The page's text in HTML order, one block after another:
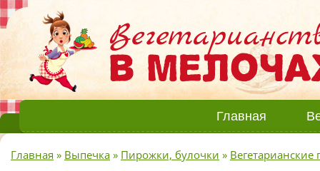
Главная
Главная » Выпечка » Пирожки, булочки »